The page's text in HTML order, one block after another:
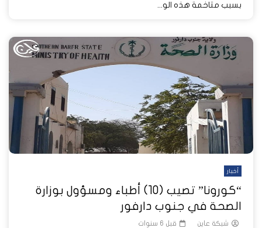
بسبب متاخمة هذه الو...
أخبار
“كورونا” تصيب (10) أطباء ومسؤول بوزارة
الصحة في جنوب دارفور
شبكة عاين قبل 6 سنوات